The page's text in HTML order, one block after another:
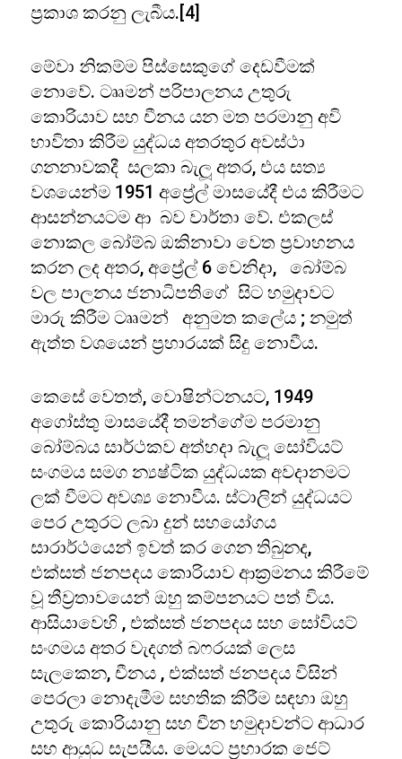
ප්‍රකාශ කරනු ලැබීය.[4]
මේවා නිකම්ම පිස්සෙකුගේ දෙඩවීමක්
නොවේ. ටෲමන් පරිපාලනය උතුරු
කොරියාව සහ චීනය යන මත පරමානු අවි
භාවිතා කිරීම යුද්ධය අතරතුර අවස්ථා
ගනනාවකදී සලකා බැලූ අතර, එය සත්‍ය
වශයෙන්ම 1951 අප්‍රේල් මාසයේදී එය කිරීමට
ආසන්නයටම ආ බව වාර්තා වේ. එකලස්
නොකල බෝම්බ ඔකිනාවා වෙත ප්‍රවාහනය
කරන ලද අතර, අප්‍රේල් 6 වෙනිදා, බෝම්බ
වල පාලනය ජනාධිපතිගේ සිට හමුදාවට
මාරු කිරීම ටෲමන් අනුමත කලේය ; නමුත්
ඇත්ත වශයෙන් ප්‍රහාරයක් සිදු නොවීය.
කෙසේ වෙතත්, වොෂින්ටනයට, 1949
අගෝස්තු මාසයේදී තමන්ගේම පරමානු
බෝම්බය සාර්ථකව අත්හදා බැලූ සෝවියට්
සංගමය සමග න්‍යෂ්ටික යුද්ධයක අවදානමට
ලක් වීමට අවශ්‍ය නොවීය. ස්ටාලින් යුද්ධයට
පෙර උතුරට ලබා දුන් සහයෝගය
සාරාර්ථයෙන් ඉවත් කර ගෙන තිබුනද,
එක්සත් ජනපදය කොරියාව ආක්‍රමනය කිරීමේ
වූ තීව්‍රතාවයෙන් ඔහු කම්පනයට පත් විය.
ආසියාවෙහි , එක්සත් ජනපදය සහ සෝවියට්
සංගමය අතර වැදගත් බෆරයක් ලෙස
සැලකෙන, චීනය , එක්සත් ජනපදය විසින්
පෙරලා නොදැමීම සහතික කිරීම සඳහා ඔහු
උතුරු කොරියානු සහ චීන හමුදාවන්ට ආධාර
සහ ආයුධ සැපයීය. මෙයට ප්‍රහාරක ජෙට්